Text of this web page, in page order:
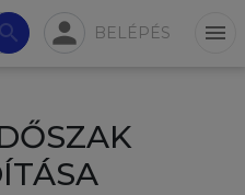
search person BELÉPÉS menu